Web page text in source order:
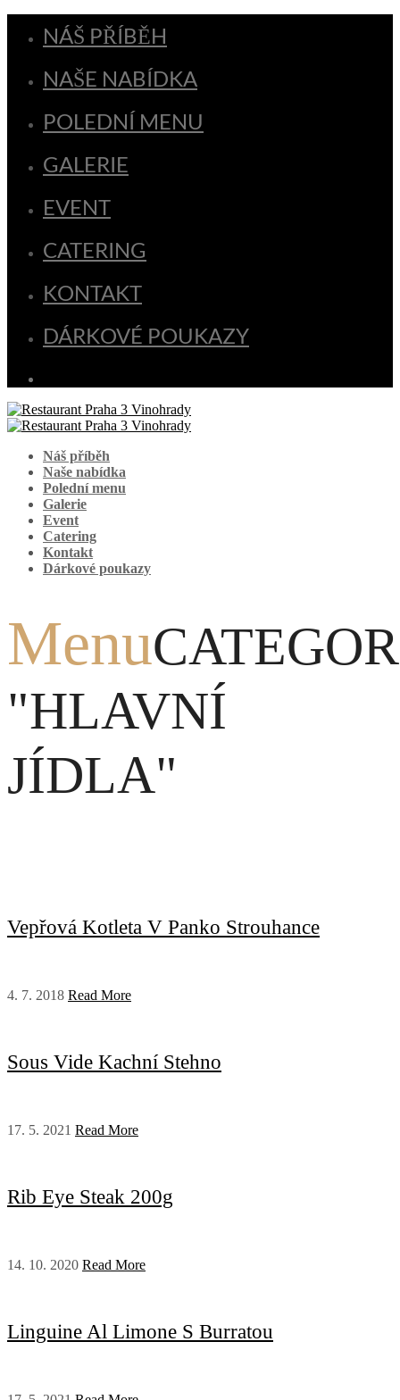
NÁŠ PŘÍBĚH
NAŠE NABÍDKA
POLEDNÍ MENU
GALERIE
EVENT
CATERING
KONTAKT
DÁRKOVÉ POUKAZY
Náš příběh
Naše nabídka
Polední menu
Galerie
Event
Catering
Kontakt
Dárkové poukazy
Menu
"HLAVNÍ
JÍDLA"
Vepřová Kotleta V Panko Strouhance
4. 7. 2018 Read More
Sous Vide Kachní Stehno
17. 5. 2021 Read More
Rib Eye Steak 200g
14. 10. 2020 Read More
Linguine Al Limone S Burratou